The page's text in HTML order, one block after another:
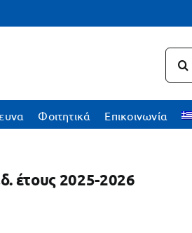
για:
Φοιτητικά Επικοινωνία
έτους 2025-2026